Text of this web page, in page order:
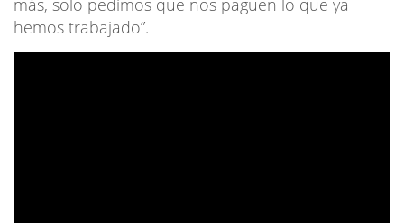
hemos trabajado”.